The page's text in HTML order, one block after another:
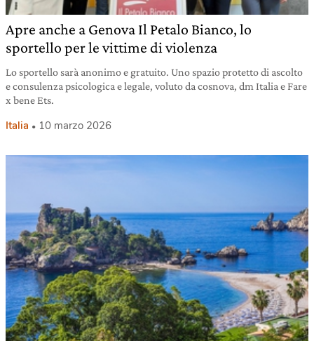
Apre anche a Genova Il Petalo Bianco, lo
sportello per le vittime di violenza
Lo sportello sarà anonimo e gratuito. Uno spazio protetto di ascolto
e consulenza psicologica e legale, voluto da cosnova, dm Italia e Fare
x bene Ets.
Italia 10 marzo 2026